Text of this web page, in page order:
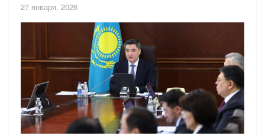
27 января, 2026